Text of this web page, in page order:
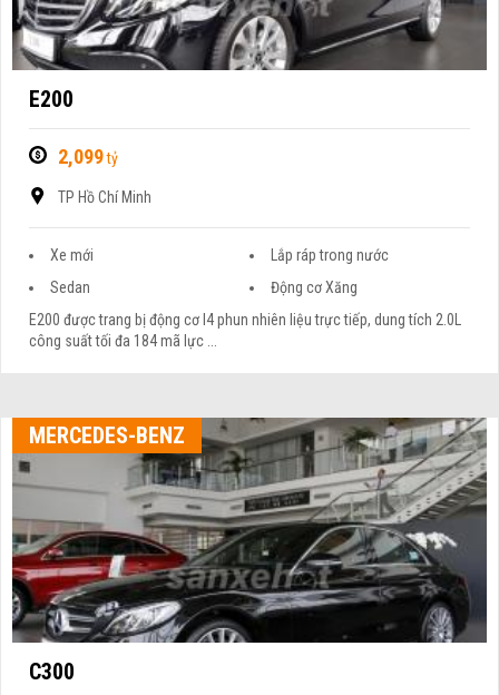
E200
2,099tỷ
TP Hồ Chí Minh
Xe mới
Lắp ráp trong nước
Sedan
Động cơ Xăng
E200 được trang bị động cơ I4 phun nhiên liệu trực tiếp, dung tích 2.0L
công suất tối đa 184 mã lực ...
MERCEDES-BENZ
C300